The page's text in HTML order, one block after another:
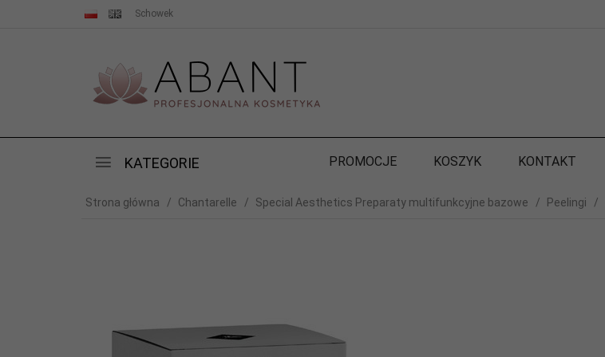
Schowek
KATEGORIE PROMOCJE KOSZYK KONTAKT
Strona główna Chantarelle Special Aesthetics Preparaty multifunkcyjne bazowe Peelingi